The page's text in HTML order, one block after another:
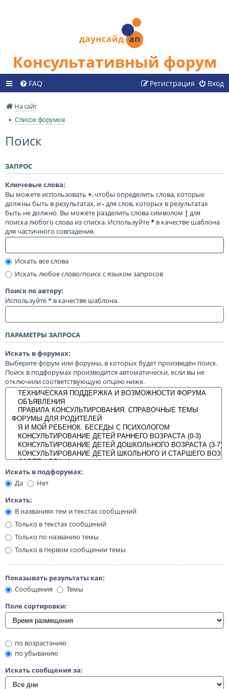
Консультативный форум
FAQ Вход
Регистрация
На сайт
Список форумов
Поиск
ЗАПРОС
Ключевые слова:
Вы можете использовать +, чтобы определить слова, которые
должны быть в результатах, и- для слов, которых в результатах
быть не должно. Вы можете разделить слова символом | для
поиска любого слова из списка. Используйте* в качестве шаблона
для частичного совпадения.
Искать все слова
Искать любое слово/поиск с языком запросов
Поиск по автору:
Используйте * в качестве шаблона.
ПАРАМЕТРЫ ЗАПРОСА
Искать в форумах:
Выберите форум или форумы, в которых будет произведён поиск.
Поиск в подфорумах производится автоматически, если вы не
отключили соответствующую опцию ниже.
Искать в подфорумах:
Да
Нет
Искать:
В названиях тем и текстах сообщений
Только в текстах сообщений
Только по названию темы
Только в первом сообщении темы
Показывать результаты как:
Сообщения
Темы
Поле сортировки:
по возрастанию
по убыванию
Искать сообщения за: